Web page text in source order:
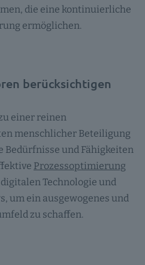
die eine kontinuierliche
ermöglichen.
berücksichtigen
einer reinen
menschlicher Beteiligung
Bedürfnisse und Fähigkeiten
Prozessoptimierung
Technologie und
um ein ausgewogenes und
zu schaffen.